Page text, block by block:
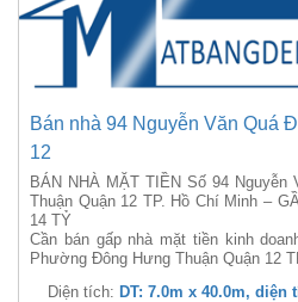
Bán nhà 94 Nguyễn Văn Quá
12
BÁN NHÀ MẶT TIỀN Số 94
Thuận Quận 12 TP. Hồ Chí Minh –
14 TỶ
Cần bán gấp nhà mặt tiền kinh
Phường Đông Hưng Thuận Quận 12
Diện tích: DT: 7.0m x 40.0m, diện